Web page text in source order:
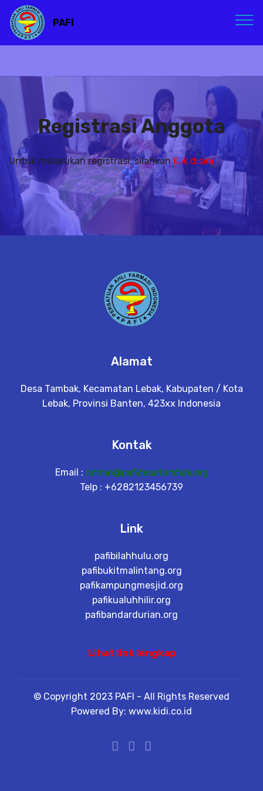
PAFI
Registrasi Anggota
Untuk melakukan registrasi, silahkan Klik disini
Alamat
Desa Tambak, Kecamatan Lebak, Kabupaten / Kota
Lebak, Provinsi Banten, 423xx Indonesia
Kontak
Email : admin@pafidesatambak.org
Telp : +6282123456739
Link
pafibilahhulu.org
pafibukitmalintang.org
pafikampungmesjid.org
pafikualuhhilir.org
pafibandardurian.org
Lihat link lengkap
© Copyright 2023 PAFI - All Rights Reserved
Powered By: www.kidi.co.id